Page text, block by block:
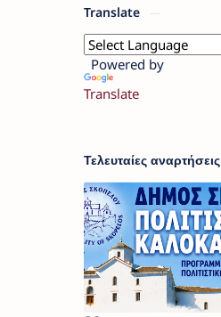
Translate
Powered by
Translate
Τελευταίες αναρτήσεις